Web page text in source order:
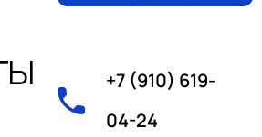
+7 (910) 619-
04-24